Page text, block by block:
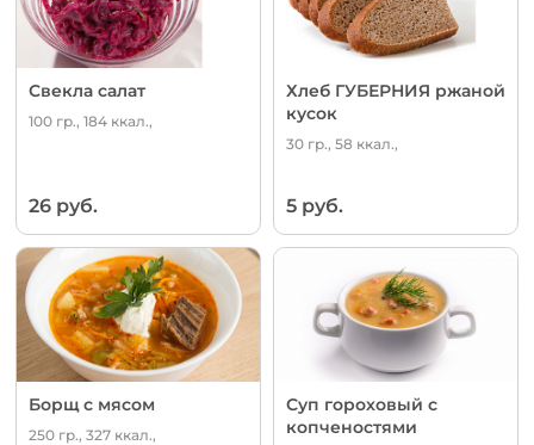
Свекла салат
100 гр., 184 ккал.,
26 руб.
Хлеб ГУБЕРНИЯ ржаной
кусок
30 гр., 58 ккал.,
5 руб.
Борщ с мясом
250 гр., 327 ккал.,
Суп гороховый с
копченостями